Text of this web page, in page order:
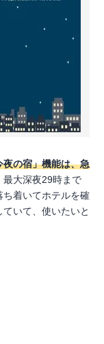
の宿」機能は、急
最大深夜29時まで
着いてホテルを確
いて、使いたいと